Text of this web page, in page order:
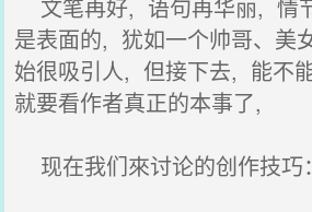
文笔再好, 语句再华丽, 情
是表面的, 犹如一个帅哥、美
始很吸引人, 但接下去, 能不
就要看作者真正的本事了,
现在我们來讨论的创作技巧：